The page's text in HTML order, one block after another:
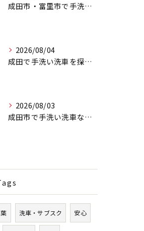
成田市・富里市で手洗洗車ならどこ？料金比較からサブスク選びまでプロが徹底解説
2026/08/04
成田で手洗い洗車を探すなら！車のプロが教える安心の店舗選びとコース術
2026/08/03
成田市で手洗い洗車ならどこ？現場を知るプロが明かす「失敗しない専門店選び」のポイント
洗車・サブスク 安心